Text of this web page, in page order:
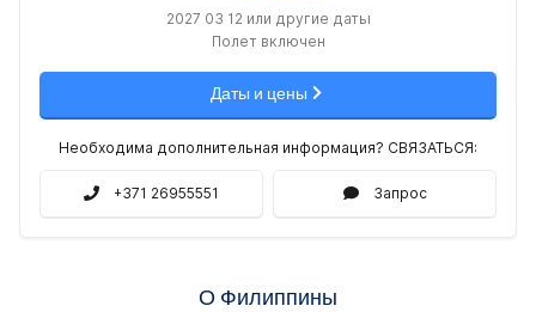
2027 03 12 или другие даты
Полет включен
Даты и цены
Необходима дополнительная информация? СВЯЗАТЬСЯ:
+371 26955551 Запрос
О Филиппины